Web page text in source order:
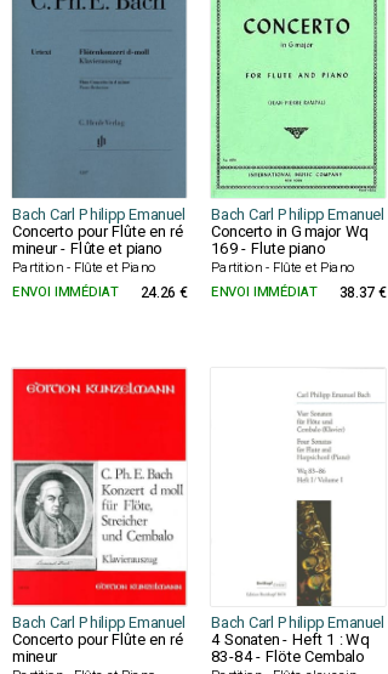
Bach Carl Philipp Emanuel Bach Carl Philipp Emanuel
Concerto pour Flûte en ré
mineur - Flûte et piano
Partition - Flûte et Piano
Concerto in G major Wq
169 - Flute piano
Partition - Flûte et Piano
ENVOI IMMÉDIAT 24.26 € ENVOI IMMÉDIAT 38.37 €
Bach Carl Philipp Emanuel Bach Carl Philipp Emanuel
Concerto pour Flûte en ré
mineur
4 Sonaten - Heft 1 : Wq
83-84 - Flöte Cembalo